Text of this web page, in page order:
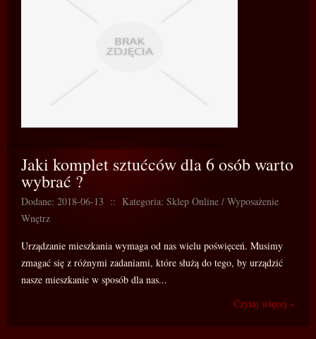
Jaki komplet sztućców dla 6 osób warto
wybrać ?
Dodane: 2018-06-13 :: Kategoria: Sklep Online / Wyposażenie
Wnętrz
Urządzanie mieszkania wymaga od nas wielu poświęceń. Musimy
zmagać się z różnymi zadaniami, które służą do tego, by urządzić
nasze mieszkanie w sposób dla nas...
Czytaj więcej »